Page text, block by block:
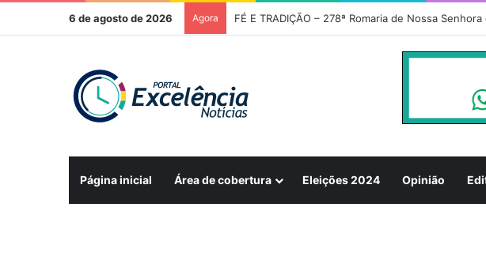
6 de agosto de 2026 Agora FÉ E TRADIÇÃO – 278ª Romaria de Nossa
Página inicial Área de cobertura Eleições 2024 Opinião